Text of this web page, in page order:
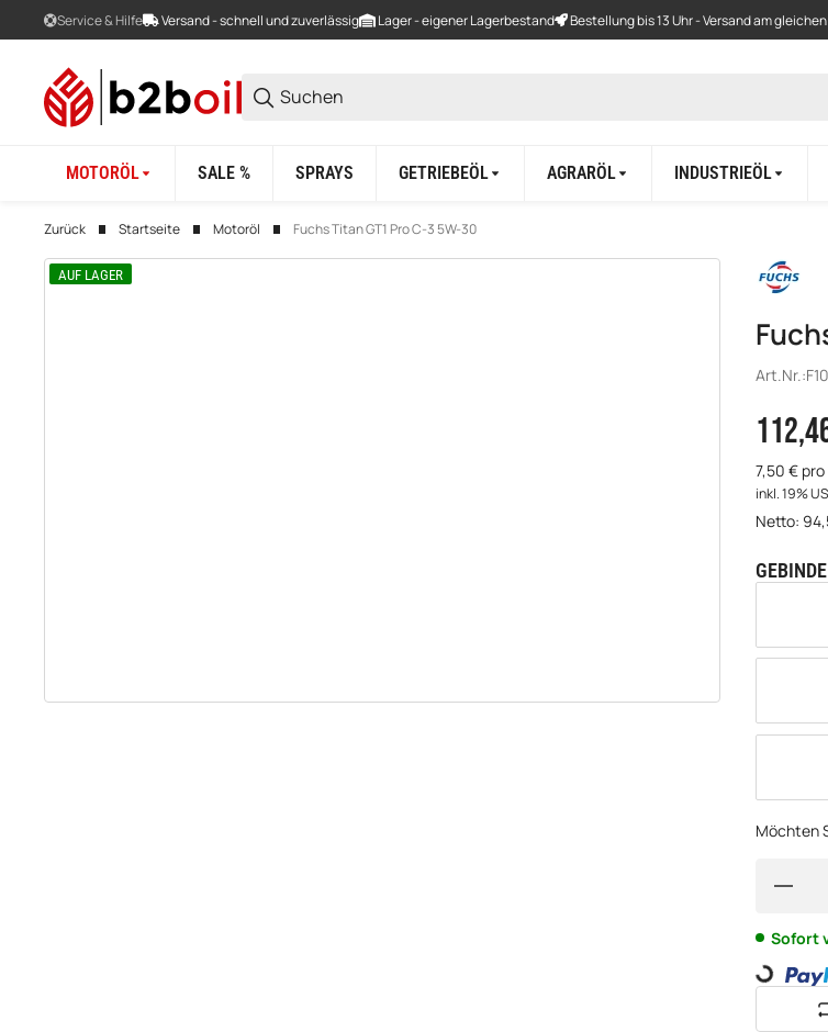
Service & Hilfe Versand - schnell und zuverlässig Lager - eigener Lagerbestand Bestellung bis 13 Uhr - Versand am
MOTORÖL SALE % SPRAYS GETRIEBEÖL AGRARÖL INDUSTRIEÖL
Zurück Startseite Motoröl Fuchs Titan GT1 Pro C-3 5W-30
AUF LAGER
Art.Nr.:
7,50 € pro
inkl. 19%
Netto:
GEBINDE
Möchten
Sofort
Loading...